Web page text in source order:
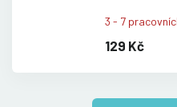
3 - 7
129 Kč